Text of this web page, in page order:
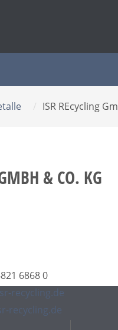
/ ISR REcycling
& CO. KG
6868 0
recycling.de
recycling.de